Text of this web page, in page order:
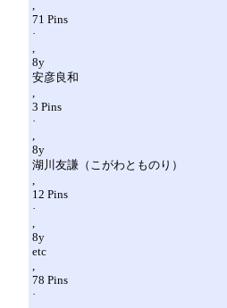
71 Pins
·
8y
安彦良和
3 Pins
·
8y
湖川友謙（こがわとものり）
12 Pins
·
8y
etc
78 Pins
·